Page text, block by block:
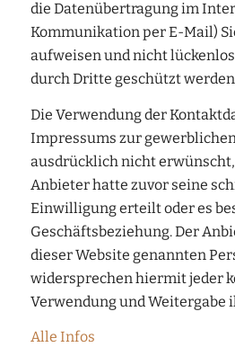
die Datenübertragung im
Kommunikation per E-Mail)
aufweisen und nicht
durch Dritte geschützt
Die Verwendung der
Impressums zur
ausdrücklich nicht erwünscht,
Anbieter hatte zuvor seine
Einwilligung erteilt oder es
Geschäftsbeziehung. Der
dieser Website genannten
widersprechen hiermit jeder
Verwendung und Weitergabe
Alle Infos